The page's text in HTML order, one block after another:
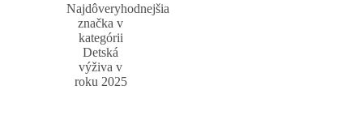
Najdôveryhodnejšia
značka v
kategórii
Detská
výživa v
roku 2025